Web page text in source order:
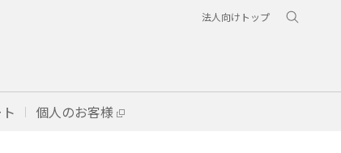
法人向けトップ
個人のお客様